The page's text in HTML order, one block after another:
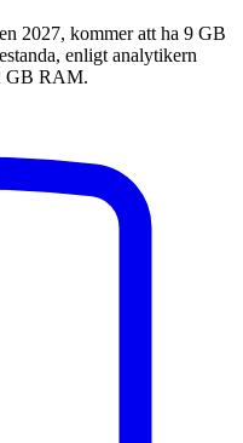
2027, kommer att ha 9 GB
enligt analytikern
GB RAM.